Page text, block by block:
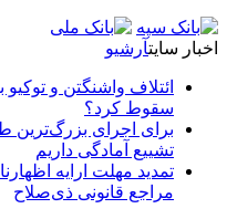
اخبار سایتآرشیو
ائتلاف واشنگتن و
سقوط کرد؟
برای اجرای
تشییع آمادگی داریم
تمدید مهلت ارایه
مراجع قانونی ذی‌‏صلاح